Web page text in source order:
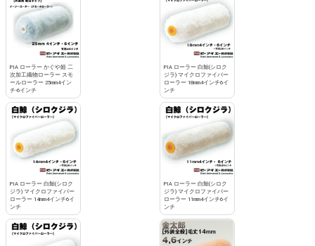
PIA ローラー かぐや姫 二
次加工織物ローラー スモ
ールローラー 25mm4イン
チ-6インチ
PIA ローラー 白鯨(シロク
ジラ) マイクロファイバー
ローラー 18mm4インチ6イ
ンチ
PIA ローラー 白鯨(シロク
ジラ) マイクロファイバー
ローラー 14mm4インチ6イ
ンチ
PIA ローラー 白鯨(シロク
ジラ) マイクロファイバー
ローラー 11mm4インチ6イ
ンチ